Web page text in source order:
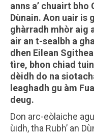
anns a’ chuairt bho
Dùnain. Aon uair is
ghàrradh mhòr aig
air an t-sealbh a
dhen Eilean
tìre, bhon chiad
dèidh do na
leaghadh gu àm
deug.
Don arc-eòlaiche
ùidh, tha Rubh’ an